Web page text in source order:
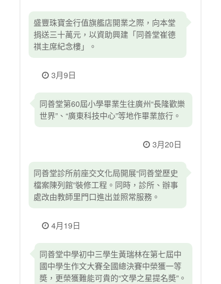
盛豐珠寶金行值旗艦店開業之際，向本堂
捐送三十萬元，以資助興建「同善堂崔德
祺主席紀念樓」。
3月9日
同善堂第60屆小學畢業生往廣州“長隆歡樂
世界”、“廣東科技中心”等地作畢業旅行。
3月20日
同善堂診所前座交文化局開展“同善堂歷史
檔案陳列館”裝修工程。同時，診所、辦事
處改由教師里門口進出並照常服務。
4月19日
同善堂中學初中三學生黃瑞林在第七屆中
國中學生作文大賽全國總決賽中榮獲一等
奬，更榮獲難能可貴的“文學之星提名奬”。